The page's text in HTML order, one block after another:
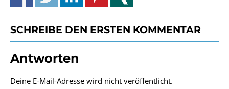
SCHREIBE DEN ERSTEN KOMMENTAR
Antworten
Deine E-Mail-Adresse wird nicht veröffentlicht.